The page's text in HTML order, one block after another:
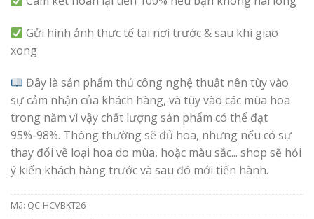
Gửi hình ảnh thực tế tại nơi trước & sau khi giao
xong
Đây là sản phẩm thủ công nghệ thuật nên tùy vào
sự cảm nhận của khách hàng, và tùy vào các mùa hoa
trong năm vì vậy chất lượng sản phẩm có thể đạt
95%-98%. Thông thường sẽ đủ hoa, nhưng nếu có sự
thay đổi về loại hoa do mùa, hoặc màu sắc... shop sẽ hỏi
ý kiến khách hàng trước và sau đó mới tiến hành.
Mã: QC-HCVBKT26